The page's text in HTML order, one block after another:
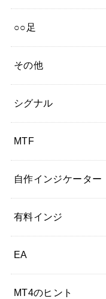
○○足
その他
シグナル
MTF
自作インジケーター
有料インジ
EA
MT4のヒント